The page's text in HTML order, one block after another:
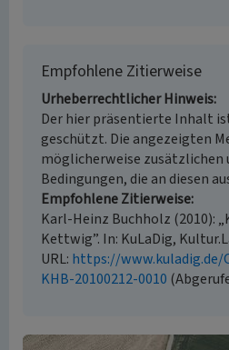
Empfohlene Zitierweise
Urheberrechtlicher Hinweis
Der hier präsentierte Inhalt
geschützt. Die angezeigten
möglicherweise
Bedingungen, die an diesen
Empfohlene Zitierweise
Karl-Heinz Buchholz (2010):
Kettwig”. In: KuLaDig,
URL: https://
KHB-20100212-0010